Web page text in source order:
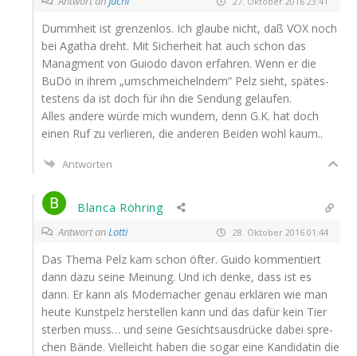
Dumm­heit ist gren­zen­los. Ich glau­be nicht, daß VOX noch
bei Aga­tha dreht. Mit Sicher­heit hat auch schon das
Manag­ment von Guio­do davon erfah­ren. Wenn er die
BuDö in ihrem „umschmei­cheln­dem” Pelz sieht, spä­tes­
tes­tens da ist doch für ihn die Sen­dung gelaufen.
Alles ande­re wür­de mich wun­dern, denn G.K. hat doch
einen Ruf zu ver­lie­ren, die ande­ren Bei­den wohl kaum..
Antworten
Blanca Röhring
Antwort anLotti 28. Oktober 2016 01:44
Das The­ma Pelz kam schon öfter. Gui­do kom­men­tiert
dann dazu sei­ne Mei­nung. Und ich den­ke, dass ist es
dann. Er kann als Mode­ma­cher genau erklä­ren wie man
heu­te Kunst­pelz her­stel­len kann und das dafür kein Tier
ster­ben muss… und sei­ne Gesichts­aus­drü­cke dabei spre­
chen Bän­de. Viel­leicht haben die sogar eine Kan­di­da­tin die